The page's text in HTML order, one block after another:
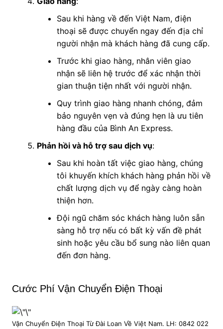
Sau khi hàng về đến Việt Nam, điện
thoại sẽ được chuyển ngay đến địa chỉ
người nhận mà khách hàng đã cung cấp.
Trước khi giao hàng, nhân viên giao
nhận sẽ liên hệ trước để xác nhận thời
gian thuận tiện nhất với người nhận.
Quy trình giao hàng nhanh chóng, đảm
bảo nguyên vẹn và đúng hẹn là ưu tiên
hàng đầu của Bình An Express.
Phản hồi và hỗ trợ sau dịch vụ:
Sau khi hoàn tất việc giao hàng, chúng
tôi khuyến khích khách hàng phản hồi về
chất lượng dịch vụ để ngày càng hoàn
thiện hơn.
Đội ngũ chăm sóc khách hàng luôn sẵn
sàng hỗ trợ nếu có bất kỳ vấn đề phát
sinh hoặc yêu cầu bổ sung nào liên quan
đến đơn hàng.
Cước Phí Vận Chuyển Điện Thoại
Vận Chuyển Điện Thoại Từ Đài Loan Về Việt Nam. LH: 0842 022